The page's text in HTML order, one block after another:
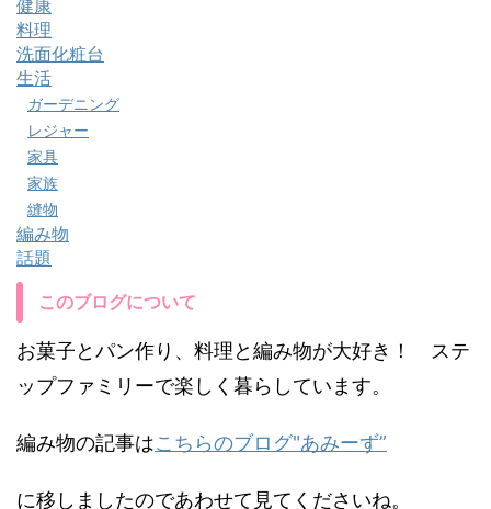
健康
料理
洗面化粧台
生活
ガーデニング
レジャー
家具
家族
縫物
編み物
話題
このブログについて
お菓子とパン作り、料理と編み物が大好き！ ステ
ップファミリーで楽しく暮らしています。
編み物の記事はこちらのブログ"あみーず”
に移しましたのであわせて見てくださいね。